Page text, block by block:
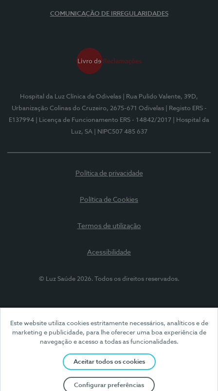
Este website utiliza cookies estritamente necessários, analíticos e de
marketing e publicidade, para lhe oferecer uma boa experiência de
navegação e acesso a todas as funcionalidades.
Aceitar todos os cookies
Configurar preferências
COMUNICAÇÃO DE IRREGULARIDADES
Hospital da Luz Clínica de Odivelas
| Rua Pulido Valente, 39D,
Urbanização Colinas do Cruzeiro, 2675-671 Odivelas
| Registo ERS -
E137994
| Licença de Funcionamento ERS - 14842/2017
| Hospital da
Luz, SA
| NIPC507 485 637
Política de privacidade
Política de Cookies
Termos de utilização
Acessibilidade
© Luz Saúde 2026. Todos os direitos reservados.